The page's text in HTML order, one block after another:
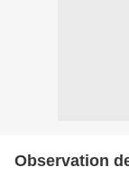
Observation